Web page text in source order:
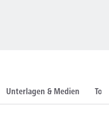
Unterlagen & Medien